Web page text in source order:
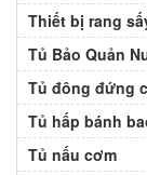
Thiết bị rang
Tủ Bảo Quản
Tủ đông đứng
Tủ hấp bánh
Tủ nấu cơm